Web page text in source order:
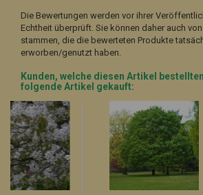
Die Bewertungen werden vor ihrer
Echtheit überprüft. Sie können daher auch
stammen, die die bewerteten Produkte
erworben/genutzt haben.
Kunden, welche diesen Artikel
folgende Artikel gekauft: